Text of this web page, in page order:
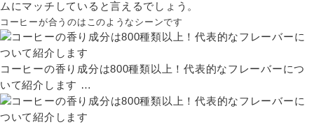
ムにマッチしていると言えるでしょう。
コーヒーが合うのはこのようなシーンです
コーヒーの香り成分は800種類以上！代表的なフレーバーにつ
いて紹介します …